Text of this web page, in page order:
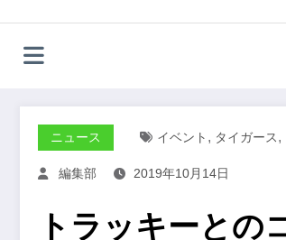
ッ
ニュース イベント , タイガース,
編集部 2019年10月14日
トラッキーとの